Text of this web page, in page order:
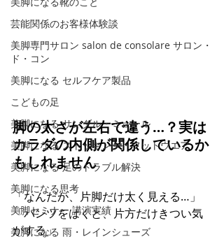
芸能関係のお客様体験談
美脚専門サロン salon de consolare サロン・
ド・コン
美脚になる セルフケア製品
こどもの足
美脚になる サンダル・ミュール
美脚になる ストッキング・フットウエア
美脚になる 足のトラブル解決
美脚になる思考
美脚セミナー 講演実績
美脚になる 雨・レインシューズ
脚の太さが左右で違う…？実は
カラダの内側が関係しているか
もしれません
「なんだか、片脚だけ太く見える…」
「パンツをはくと、片方だけきつい気
がする」